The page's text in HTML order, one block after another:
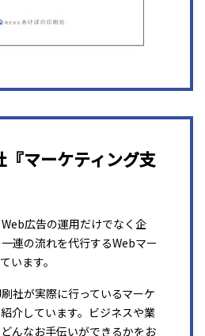
『マーケティング支
広告の運用だけでなく企
連の流れを代行するWebマー
います。
社が実際に行っているマーケ
介しています。ビジネスや業
んなお手伝いができるかをお